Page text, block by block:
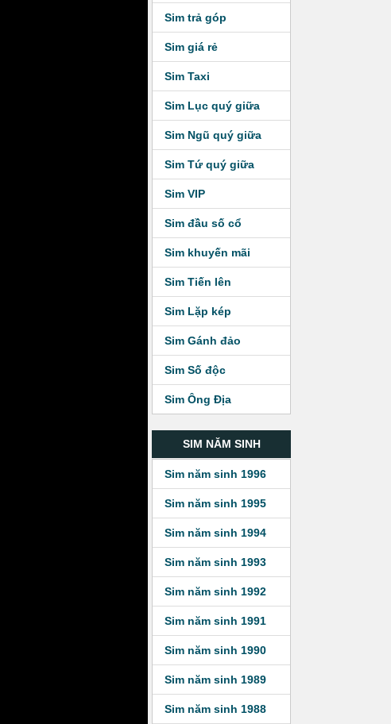
Sim trả góp
Sim giá rẻ
Sim Taxi
Sim Lục quý giữa
Sim Ngũ quý giữa
Sim Tứ quý giữa
Sim VIP
Sim đầu số cổ
Sim khuyến mãi
Sim Tiến lên
Sim Lặp kép
Sim Gánh đảo
Sim Số độc
Sim Ông Địa
SIM NĂM SINH
Sim năm sinh 1996
Sim năm sinh 1995
Sim năm sinh 1994
Sim năm sinh 1993
Sim năm sinh 1992
Sim năm sinh 1991
Sim năm sinh 1990
Sim năm sinh 1989
Sim năm sinh 1988